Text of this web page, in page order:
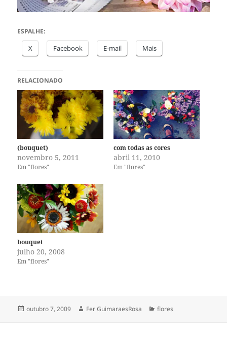
ESPALHE:
X Facebook E-mail Mais
RELACIONADO
(bouquet)
novembro 5, 2011
Em "flores"
com todas as cores
abril 11, 2010
Em "flores"
bouquet
julho 20, 2008
Em "flores"
Publicado
outubro 7, 2009 Autor
Fer GuimaraesRosa Categorias
flores